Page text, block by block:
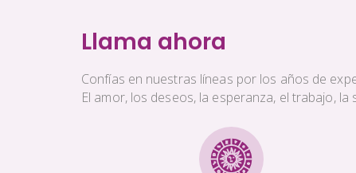
Llama ahora
Confías en nuestras líneas por los años de
El amor, los deseos, la esperanza, el trabajo,